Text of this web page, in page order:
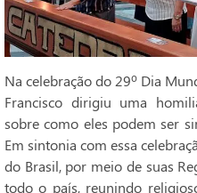
Na celebração do 29º Dia
Francisco dirigiu uma
sobre como eles podem ser
Em sintonia com essa
do Brasil, por meio de suas
todo o país, reunindo